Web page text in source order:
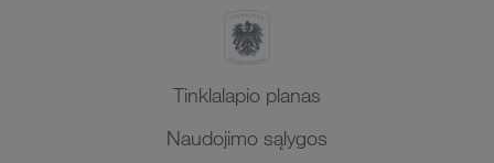
Tinklalapio planas
Naudojimo sąlygos